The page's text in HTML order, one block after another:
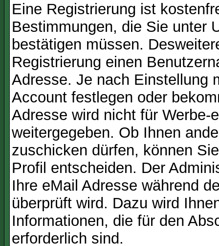
Eine Registrierung ist
Bestimmungen, die Sie unter
bestätigen müssen.
Registrierung einen
Adresse. Je nach Einstellung
Account festlegen oder
Adresse wird nicht für
weitergegeben. Ob Ihnen
zuschicken dürfen, können
Profil entscheiden. Der
Ihre eMail Adresse während
überprüft wird. Dazu wird
Informationen, die für den
erforderlich sind.